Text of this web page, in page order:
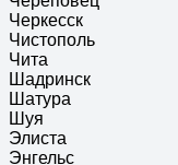
Черкесск
Чистополь
Чита
Шадринск
Шатура
Шуя
Элиста
Энгельс